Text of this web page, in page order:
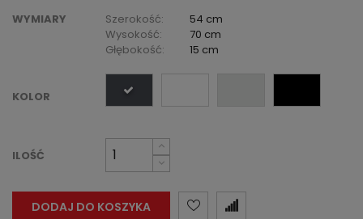
WYMIARY
Szerokość:
54 cm
Wysokość:
70 cm
Głębokość:
15 cm
KOLOR
ILOŚĆ
DODAJ DO KOSZYKA